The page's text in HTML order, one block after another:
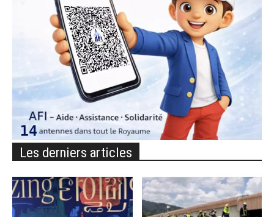
Les derniers articles